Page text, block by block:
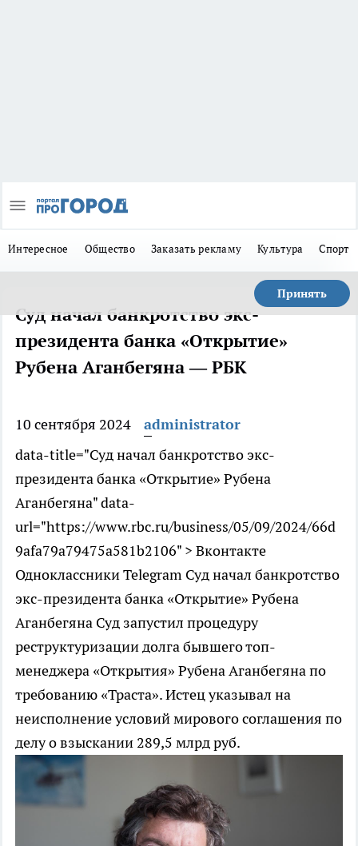
Интересное Общество Заказать рекламу Культура Спорт
Принять
Суд начал банкротство экс-
президента банка «Открытие»
Рубена Аганбегяна — РБК
10 сентября 2024
administrator
data-title="Суд начал банкротство экс-
президента банка «Открытие» Рубена
Аганбегяна" data-
url="https://www.rbc.ru/business/05/09/2024/66d
9afa79a79475a581b2106" > Вконтакте
Одноклассники Telegram Суд начал банкротство
экс-президента банка «Открытие» Рубена
Аганбегяна Суд запустил процедуру
реструктуризации долга бывшего топ-
менеджера «Открытия» Рубена Аганбегяна по
требованию «Траста». Истец указывал на
неисполнение условий мирового соглашения по
делу о взыскании 289,5 млрд руб.